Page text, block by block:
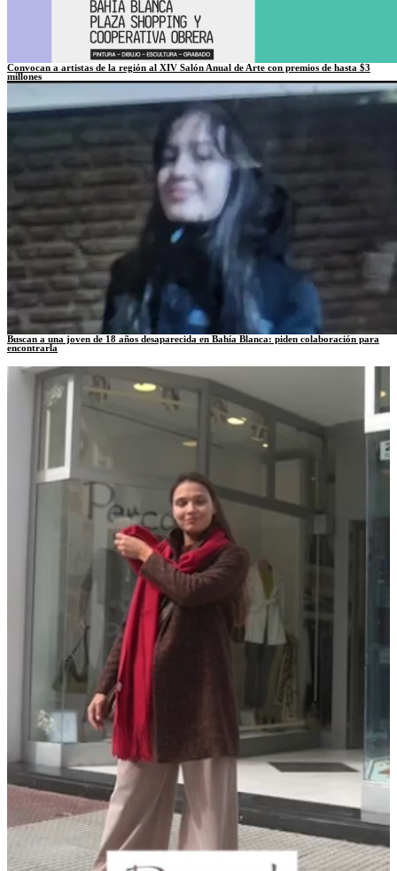
Convocan a artistas de la región al XIV Salón Anual de Arte con premios de hasta $3
millones
Buscan a una joven de 18 años desaparecida en Bahía Blanca: piden colaboración para
encontrarla